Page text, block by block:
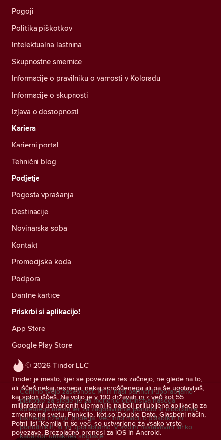
© 2026 Tinder LLC
Tinder je mesto, kjer se povezave res začnejo, ne glede na to,
ali iščeš nekaj resnega, nekaj sproščenega ali pa še ugotavljaš,
kaj sploh iščeš. Na voljo je v 190 državah in z več kot 55
milijardami ustvarjenih ujemanj je najbolj priljubljena aplikacija za
zmenke na svetu. Funkcije, kot so Double Date, Glasbeni način,
Potni list, Kemija in še več, so ustvarjene za vsako vrsto
povezave. Brezplačno prenesi za iOS in Android.
Pogoji
Politika piškotkov
Intelektualna lastnina
Skupnostne smernice
Informacije o pravilniku o varnosti v Koloradu
Informacije o skupnosti
Izjava o dostopnosti
Kariera
Karierni portal
Tehnični blog
Podjetje
Pogosta vprašanja
Destinacije
Novinarska soba
Kontakt
Promocijska koda
Podpora
Darilne kartice
Priskrbi si aplikacijo!
App Store
Google Play Store
Cenimo tvojo zasebnost. Mi in naši partnerji uporabljamo
piškotke za sledenje za merjenje občinstva našega
spletnega mesta ter za zagotavljanje ponudb in izboljšanje
lastnega trženja Tinderja. Več informacij o piškotkih in
ponudnikih, ki jih uporabljamo. V svojih nastavitvah lahko
kadarkoli umakneš soglasje.